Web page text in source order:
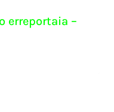
erreportaia –